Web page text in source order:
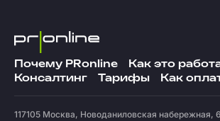
Почему PRonline
Как это
Консалтинг
Тарифы Как
117105 Москва, Новоданиловская набережная,